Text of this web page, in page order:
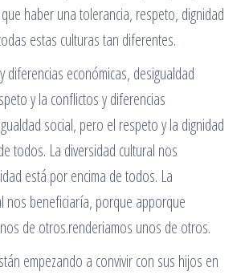
haber una tolerancia, respeto, dignidad
estas culturas tan diferentes.
diferencias económicas, desigualdad
y la conflictos y diferencias
social, pero el respeto y la dignidad
todos. La diversidad cultural nos
está por encima de todos. La
nos beneficiaría, porque apporque
de otros.renderiamos unos de otros.
empezando a convivir con sus hijos en